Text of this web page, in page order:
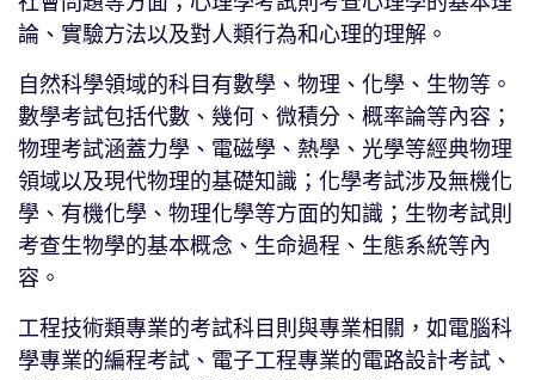
論、實驗方法以及對人類行為和心理的理解。
自然科學領域的科目有數學、物理、化學、生物等。
數學考試包括代數、幾何、微積分、概率論等內容；
物理考試涵蓋力學、電磁學、熱學、光學等經典物理
領域以及現代物理的基礎知識；化學考試涉及無機化
學、有機化學、物理化學等方面的知識；生物考試則
考查生物學的基本概念、生命過程、生態系統等內
容。
工程技術類專業的考試科目則與專業相關，如電腦科
學專業的編程考試、電子工程專業的電路設計考試、